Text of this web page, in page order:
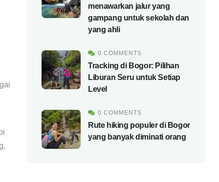
menawarkan jalur yang
gampang untuk sekolah dan
yang ahli
0 COMMENTS
Tracking di Bogor: Pilihan
Liburan Seru untuk Setiap
Level
0 COMMENTS
Rute hiking populer di Bogor
yang banyak diminati orang